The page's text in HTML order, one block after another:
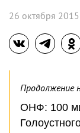
26 октября
Продолжение
ОНФ: 100